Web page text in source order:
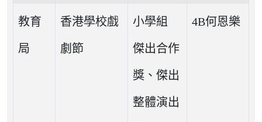
教育
局
香港學校戲
劇節
小學組
傑出合作
獎、傑出
整體演出
4B何恩樂